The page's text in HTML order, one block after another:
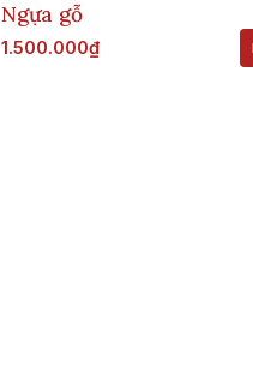
Ngựa gỗ
1.500.000₫